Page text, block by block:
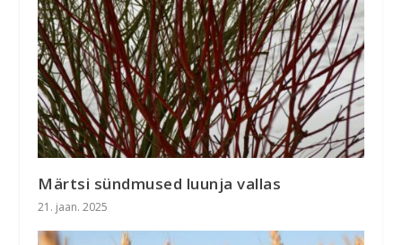
Märtsi sündmused luunja vallas
21. jaan. 2025